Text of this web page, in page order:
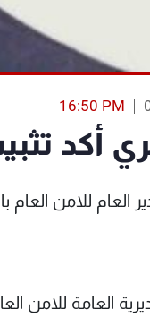
16:50 PM
أكد
العام للامن
العامة للامن